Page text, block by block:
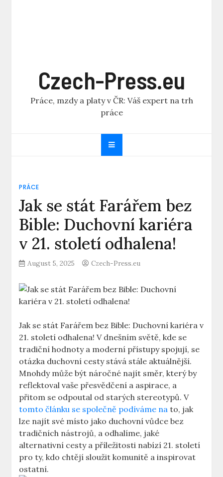
Czech-Press.eu
Práce, mzdy a platy v ČR: Váš expert na trh
práce
PRÁCE
Jak se stát Farářem bez
Bible: Duchovní kariéra
v 21. století odhalena!
August 5, 2025 Czech-Press.eu
Jak se stát Farářem bez Bible: Duchovní kariéra v
21. století odhalena! V dnešním světě, kde se
tradiční hodnoty a moderní přístupy spojují, se
otázka duchovní cesty stává stále aktuálnější.
Mnohdy může být náročné najít směr, který by
reflektoval vaše přesvědčení a aspirace, a
přitom se odpoutal od starých stereotypů. V
tomto článku se společně podíváme na to, jak
lze najít své místo jako duchovní vůdce bez
tradičních nástrojů, a odhalíme, jaké
alternativní cesty a příležitosti nabízí 21. století
pro ty, kdo chtějí sloužit komunitě a inspirovat
ostatní.